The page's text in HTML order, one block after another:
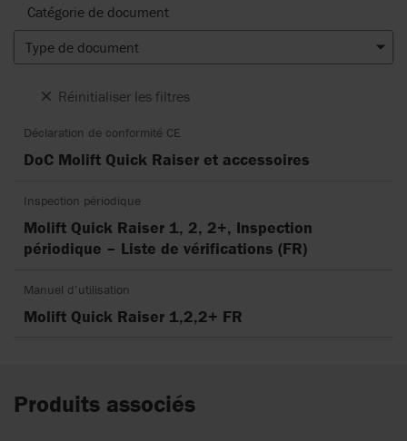
Catégorie de document
Type de document
Réinitialiser les filtres
Déclaration de conformité CE
DoC Molift Quick Raiser et accessoires
Inspection périodique
Molift Quick Raiser 1, 2, 2+, Inspection
périodique – Liste de vérifications (FR)
Manuel d’utilisation
Molift Quick Raiser 1,2,2+ FR
Produits associés